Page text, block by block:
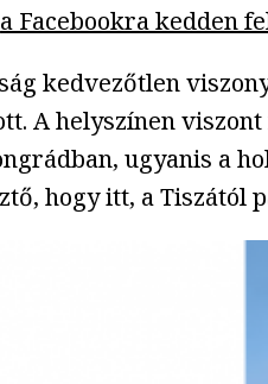
a Facebookra kedden
kedvezőtlen
A helyszínen
ugyanis a
hogy itt, a Tiszától